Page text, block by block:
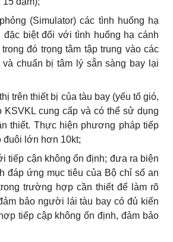
(Simulator) các tình huống hạ
biệt đối với tình huống hạ cánh
trong đó trọng tâm tập trung vàocác
chuẩn bị tâm lý sẵn sàng bay lại
trên thiết bị của tàu bay (yếu tốgió,
cung cấp và có thểsử dụng
thiết. Thực hiện phương pháp tiếp
đuôi lớn hơn 10kt;
tiếp cận không ổn định; đưa ra biện
đáp ứng mục tiêu của Bộ chỉ số an
trường hợp cần thiết để làm rõ
ảm bảo người lái tàu bay có đủ kiến
tiếp cập không ổn định, đảm bảo